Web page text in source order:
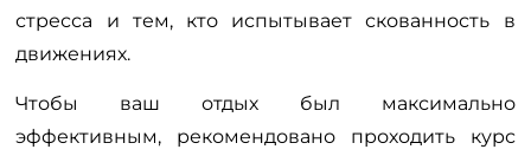
стресса и тем, кто испытывает скованность в
движениях.
Чтобы ваш отдых был максимально
эффективным, рекомендовано проходить курс